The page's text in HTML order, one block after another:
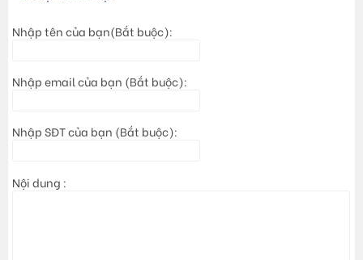
Nhập tên của bạn(Bắt buộc):
Nhập email của bạn (Bắt buộc):
Nhập SĐT của bạn (Bắt buộc):
Nội dung :